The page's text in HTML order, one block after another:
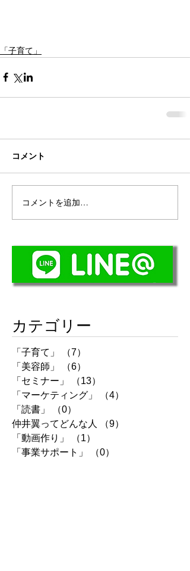
「子育て」
コメント
コメントを追加…
カテゴリー
「子育て」 （7）
「美容師」
（6）
「セミナー」
（13）
「マーケティング」
（4）
「読書」
（0）
仲井翼ってどんな人
（9）
「動画作り」
（1）
「事業サポート」
（0）